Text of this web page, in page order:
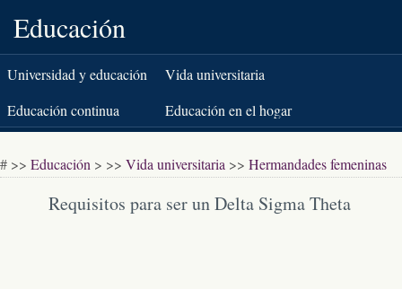
Educación
Universidad y educación
Vida universitaria
Educación continua
Educación en el hogar
Libros y literatura
# >> Educación > >> Vida universitaria >> Hermandades femeninas
Requisitos para ser un Delta Sigma Theta